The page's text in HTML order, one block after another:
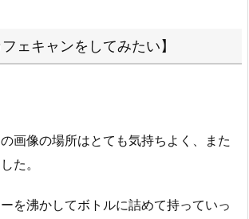
ェキャンをしてみたい】
画像の場所はとても気持ちよく、また
た。
を沸かしてボトルに詰めて持っていっ